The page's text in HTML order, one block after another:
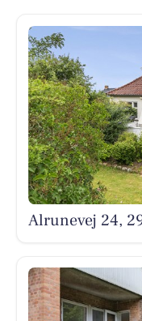
Alrunevej 24,